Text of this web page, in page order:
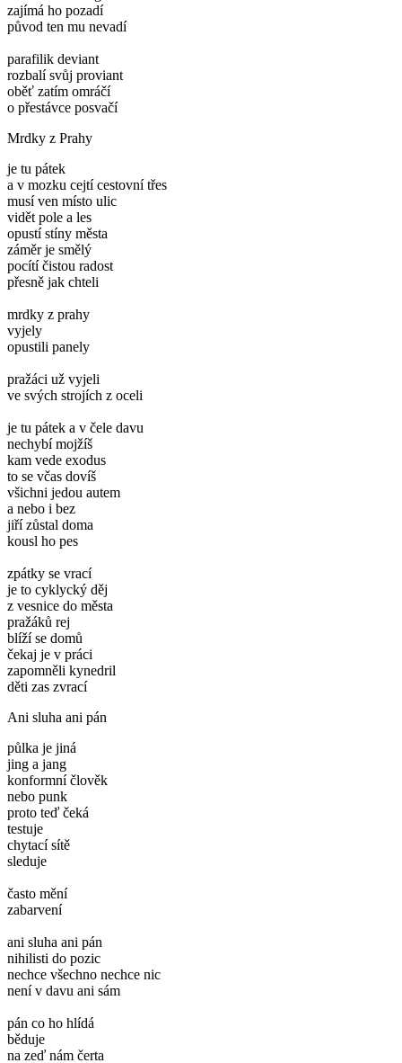
zajímá ho pozadí
původ ten mu nevadí
parafilik deviant
rozbalí svůj proviant
oběť zatím omráčí
o přestávce posvačí
Mrdky z Prahy
je tu pátek
a v mozku cejtí cestovní třes
musí ven místo ulic
vidět pole a les
opustí stíny města
záměr je smělý
pocítí čistou radost
přesně jak chteli
mrdky z prahy
vyjely
opustili panely
pražáci už vyjeli
ve svých strojích z oceli
je tu pátek a v čele davu
nechybí mojžíš
kam vede exodus
to se včas dovíš
všichni jedou autem
a nebo i bez
jiří zůstal doma
kousl ho pes
zpátky se vrací
je to cyklycký děj
z vesnice do města
pražáků rej
blíží se domů
čekaj je v práci
zapomněli kynedril
děti zas zvrací
Ani sluha ani pán
půlka je jiná
jing a jang
konformní člověk
nebo punk
proto teď čeká
testuje
chytací sítě
sleduje
často mění
zabarvení
ani sluha ani pán
nihilisti do pozic
nechce všechno nechce nic
není v davu ani sám
pán co ho hlídá
běduje
na zeď nám čerta